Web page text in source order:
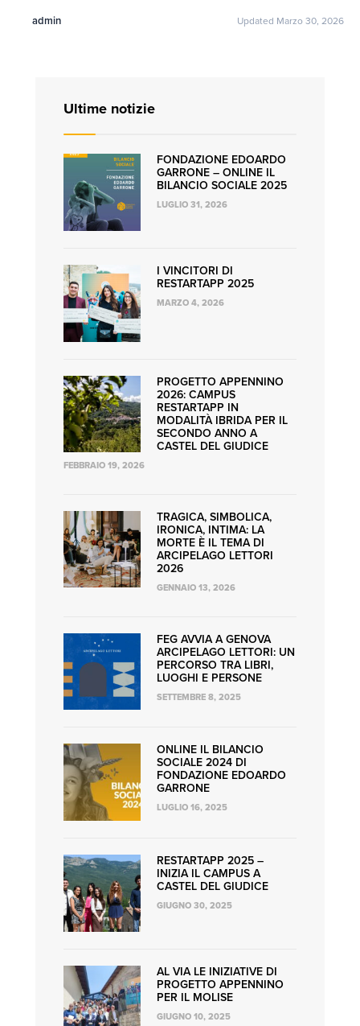
admin Updated Marzo 30, 2026
Ultime notizie
FONDAZIONE EDOARDO
GARRONE – ONLINE IL
BILANCIO SOCIALE 2025
LUGLIO 31, 2026
I VINCITORI DI
RESTARTAPP 2025
MARZO 4, 2026
PROGETTO APPENNINO
2026: CAMPUS
RESTARTAPP IN
MODALITÀ IBRIDA PER IL
SECONDO ANNO A
CASTEL DEL GIUDICE
FEBBRAIO 19, 2026
TRAGICA, SIMBOLICA,
IRONICA, INTIMA: LA
MORTE È IL TEMA DI
ARCIPELAGO LETTORI
2026
GENNAIO 13, 2026
FEG AVVIA A GENOVA
ARCIPELAGO LETTORI: UN
PERCORSO TRA LIBRI,
LUOGHI E PERSONE
SETTEMBRE 8, 2025
ONLINE IL BILANCIO
SOCIALE 2024 DI
FONDAZIONE EDOARDO
GARRONE
LUGLIO 16, 2025
RESTARTAPP 2025 –
INIZIA IL CAMPUS A
CASTEL DEL GIUDICE
GIUGNO 30, 2025
AL VIA LE INIZIATIVE DI
PROGETTO APPENNINO
PER IL MOLISE
GIUGNO 10, 2025